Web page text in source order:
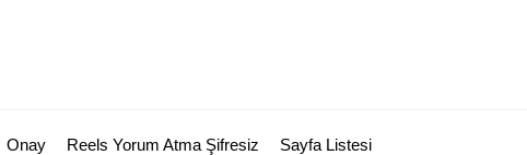
Onay Reels Yorum Atma Şifresiz Sayfa Listesi